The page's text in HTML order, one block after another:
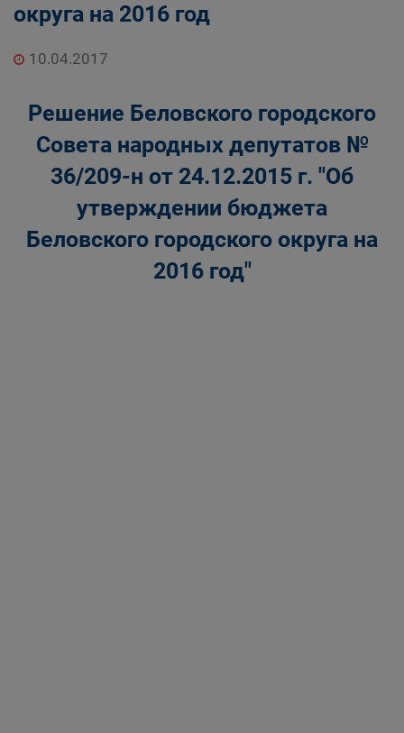
округа на 2016 год
10.04.2017
Решение Беловского городского
Совета народных депутатов №
36/209-н от 24.12.2015 г. "Об
утверждении бюджета
Беловского городского округа на
2016 год"